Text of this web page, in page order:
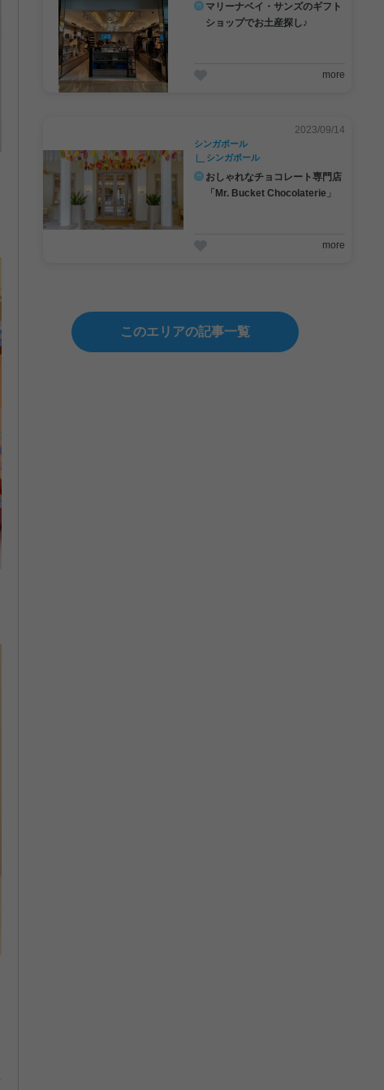
マリーナベイ・サンズのギフト
ショップでお土産探し♪
more
2023/09/14
シンガポール
シンガポール
おしゃれなチョコレート専門店
「Mr. Bucket Chocolaterie」
more
このエリアの記事一覧